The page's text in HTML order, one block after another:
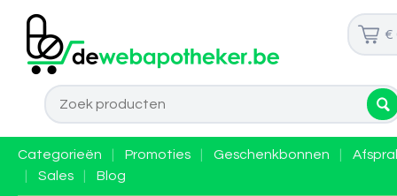
€
Categorieën Promoties Geschenkbonnen
Sales Blog